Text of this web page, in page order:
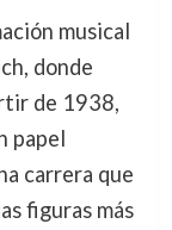
musical
donde
de 1938,
papel
carrera que
figuras más